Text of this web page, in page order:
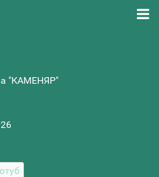
"КАМЕНЯР"